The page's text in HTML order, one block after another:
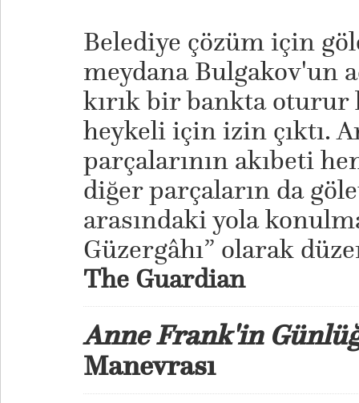
Belediye çözüm için
meydana Bulgakov'un
kırık bir bankta
heykeli için izin çıktı.
parçalarının akıbeti
diğer parçaların da
arasındaki yola
Güzergâhı” olarak
The Guardian
Anne Frank'in
Manevrası